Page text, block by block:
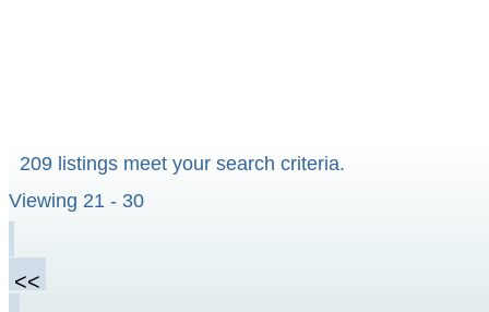
209 listings meet your search criteria.
Viewing 21 - 30
<<